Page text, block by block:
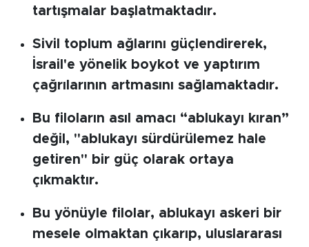
tartışmalar başlatmaktadır.
Sivil toplum ağlarını güçlendirerek,
İsrail'e yönelik boykot ve yaptırım
çağrılarının artmasını sağlamaktadır.
Bu filoların asıl amacı “ablukayı kıran”
değil, "ablukayı sürdürülemez hale
getiren" bir güç olarak ortaya
çıkmaktır.
Bu yönüyle filolar, ablukayı askeri bir
mesele olmaktan çıkarıp, uluslararası